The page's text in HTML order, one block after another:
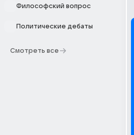
Философский вопрос
Политические дебаты
Смотреть все